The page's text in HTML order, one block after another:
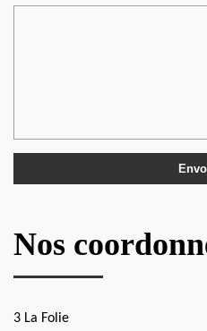
Nos
3 La Folie